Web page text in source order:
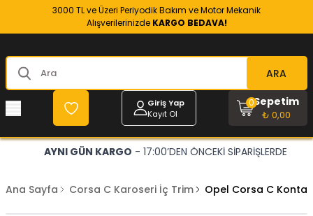
3000 TL ve Üzeri Periyodik Bakım ve Motor Mekanik
Alışverilerinizde KARGO BEDAVA!
ARA
Giriş Yap
Kayıt Ol
Sepetim
₺ 0,00
0
AYNI GÜN KARGO - 17:00’DEN ÖNCEKİ SİPARİŞLERDE
Ana Sayfa Corsa C Karoseri İç Trim Opel Corsa C